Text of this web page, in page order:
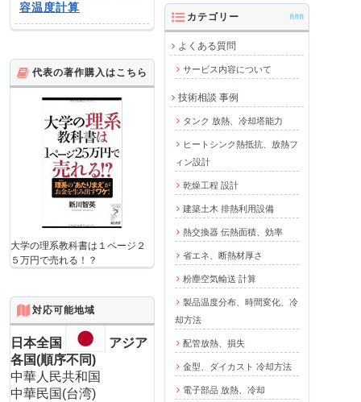
容温度計算
カテゴリー AAA
よくある質問
サービス内容について
技術相談 事例
タンク 放熱、冷却塔能力
ヒートシンク熱抵抗、放熱フ
ィン設計
乾燥工程 設計
建築土木 排熱利用設備
熱交換器 伝熱面積、効率
省エネ、断熱材厚さ
粉塵空気輸送 計算
製品温度分布、時間変化、冷
却方法
配管放熱、損失
金型、ダイカスト 冷却方法
電子部品 放熱、冷却
代表の著作購入はこちら
大学の理系教科書は１ページ２
５万円で売れる！？
対応可能地域
日本全国
アジア
各国(順序不同)
中華人民共和国
中華民国(台湾)